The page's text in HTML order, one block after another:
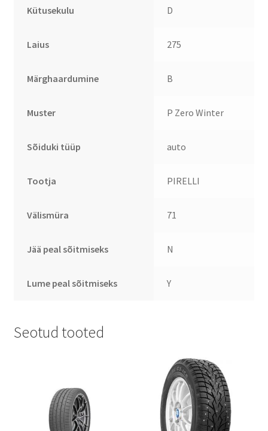
Kütusekulu D
Laius 275
Märghaardumine B
Muster P Zero Winter
Sõiduki tüüp auto
Tootja PIRELLI
Välismüra 71
Jää peal sõitmiseks N
Lume peal sõitmiseks Y
Seotud tooted